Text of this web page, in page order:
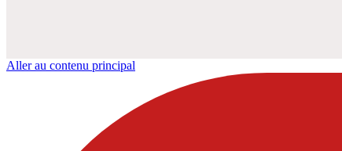
Aller au contenu principal